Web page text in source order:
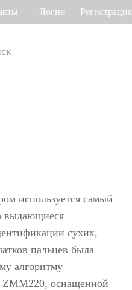
Логин Регистрация
Больше использований
используется самый
выдающиеся
сухих,
пальцев была
алгоритму
ZMM220, оснащенной